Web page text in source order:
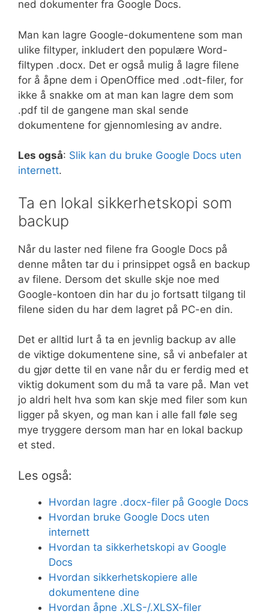
ned dokumenter fra Google Docs.
Man kan lagre Google-dokumentene som man
ulike filtyper, inkludert den populære Word-
filtypen .docx. Det er også mulig å lagre filene
for å åpne dem i OpenOffice med .odt-filer, for
ikke å snakke om at man kan lagre dem som
.pdf til de gangene man skal sende
dokumentene for gjennomlesing av andre.
Les også: Slik kan du bruke Google Docs uten
internett.
Ta en lokal sikkerhetskopi som
backup
Når du laster ned filene fra Google Docs på
denne måten tar du i prinsippet også en backup
av filene. Dersom det skulle skje noe med
Google-kontoen din har du jo fortsatt tilgang til
filene siden du har dem lagret på PC-en din.
Det er alltid lurt å ta en jevnlig backup av alle
de viktige dokumentene sine, så vi anbefaler at
du gjør dette til en vane når du er ferdig med et
viktig dokument som du må ta vare på. Man vet
jo aldri helt hva som kan skje med filer som kun
ligger på skyen, og man kan i alle fall føle seg
mye tryggere dersom man har en lokal backup
et sted.
Les også:
Hvordan lagre .docx-filer på Google Docs
Hvordan bruke Google Docs uten
internett
Hvordan ta sikkerhetskopi av Google
Docs
Hvordan sikkerhetskopiere alle
dokumentene dine
Hvordan åpne .XLS-/.XLSX-filer